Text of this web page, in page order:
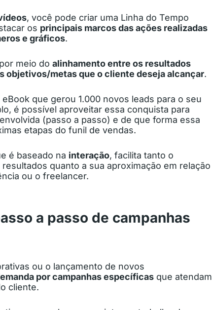
, você pode criar uma Linha do Tempo
os principais marcos das ações realizadas
e gráficos.
meio do alinhamento entre os resultados
objetivos/metas que o cliente deseja alcançar.
que gerou 1.000 novos leads para o seu
é possível aproveitar essa conquista para
(passo a passo) e de que forma essa
etapas do funil de vendas.
é baseado na interação, facilita tanto o
quanto a sua aproximação em relação
ou o freelancer.
a passo de campanhas
ou o lançamento de novos
por campanhas específicas que atendam
cliente.